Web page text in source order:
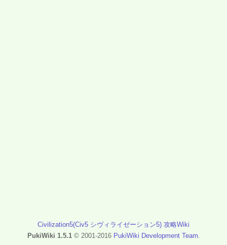
Civilization5(Civ5 シヴィライゼーション5) 攻略Wiki
PukiWiki 1.5.1© 2001-2016 PukiWiki Development Team.